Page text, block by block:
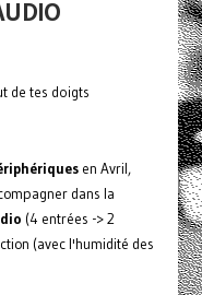
de tes doigts
en Avril,
dans la
(4 entrées -> 2
(avec l'humidité des